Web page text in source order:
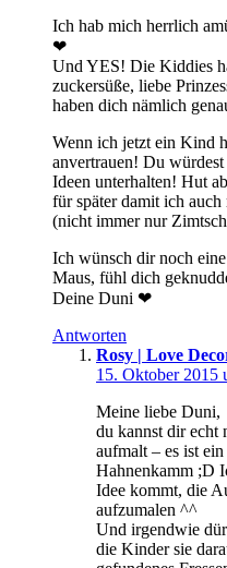
Ich hab mich herrlich
❤
Und YES! Die Kiddies
zuckersüße, liebe
haben dich nämlich
Wenn ich jetzt ein Kind
anvertrauen! Du
Ideen unterhalten! Hut
für später damit ich
(nicht immer nur
Ich wünsch dir noch
Maus, fühl dich
Deine Duni ❤
Antworten
Rosy | Love
15. Oktober 2015
Meine liebe Duni,
du kannst dir echt
aufmalt – es ist
Hahnenkamm ;D
Idee kommt, die
aufzumalen ^^
Und irgendwie
die Kinder sie